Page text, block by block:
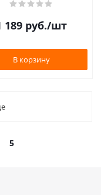
189руб./шт
В корзину
5